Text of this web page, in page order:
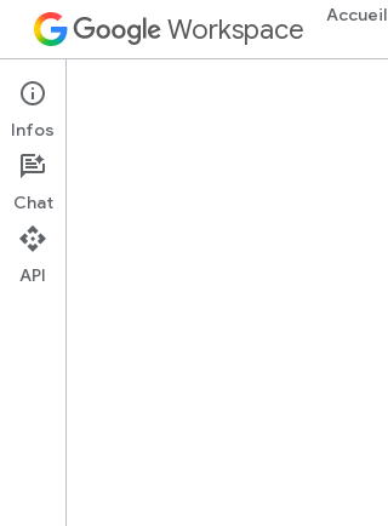
Workspace Accueil
Apps Script
Aperçu
Infos
Chat
API